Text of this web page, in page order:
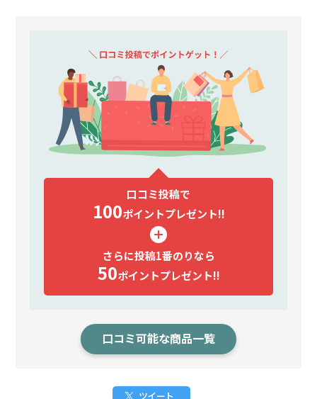
口コミ投稿で
100ポイントプレゼント!!
さらに投稿1番のりなら
50ポイントプレゼント!!
口コミ可能な商品一覧
ツイート